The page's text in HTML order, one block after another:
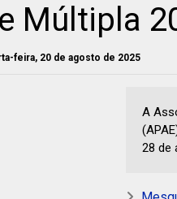
Múltipla
feira, 20 de agosto de 2025
A
28 de